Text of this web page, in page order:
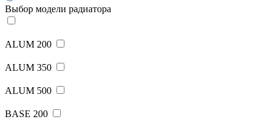
Выбор модели радиатора
ALUM 200
ALUM 350
ALUM 500
BASE 200